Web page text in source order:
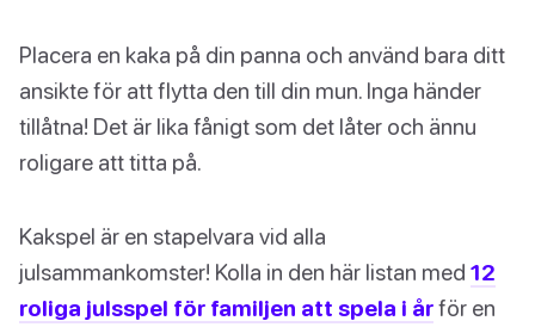
Placera en kaka på din panna och använd bara ditt
ansikte för att flytta den till din mun. Inga händer
tillåtna! Det är lika fånigt som det låter och ännu
roligare att titta på.
Kakspel är en stapelvara vid alla
julsammankomster! Kolla in den här listan med 12
roliga julsspel för familjen att spela i årför en